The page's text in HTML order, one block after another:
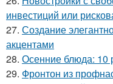
инвестиций или
27. Создание
акцентами
28. Осенние блюда: 10
29. Фронтон из